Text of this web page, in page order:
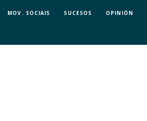
MOV. SOCIAIS SUCESOS OPINIÓN